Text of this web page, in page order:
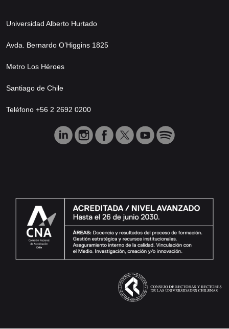
Universidad Alberto Hurtado
Avda. Bernardo O’Higgins 1825
Metro Los Héroes
Santiago de Chile
Teléfono +56 2 2692 0200